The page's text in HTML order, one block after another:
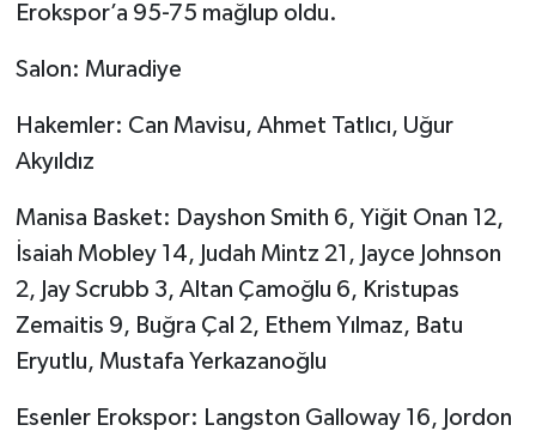
Erokspor’a 95-75 mağlup oldu.
Salon: Muradiye
Hakemler: Can Mavisu, Ahmet Tatlıcı, Uğur
Akyıldız
Manisa Basket: Dayshon Smith 6, Yiğit Onan 12,
İsaiah Mobley 14, Judah Mintz 21, Jayce Johnson
2, Jay Scrubb 3, Altan Çamoğlu 6, Kristupas
Zemaitis 9, Buğra Çal 2, Ethem Yılmaz, Batu
Eryutlu, Mustafa Yerkazanoğlu
Esenler Erokspor: Langston Galloway 16, Jordon